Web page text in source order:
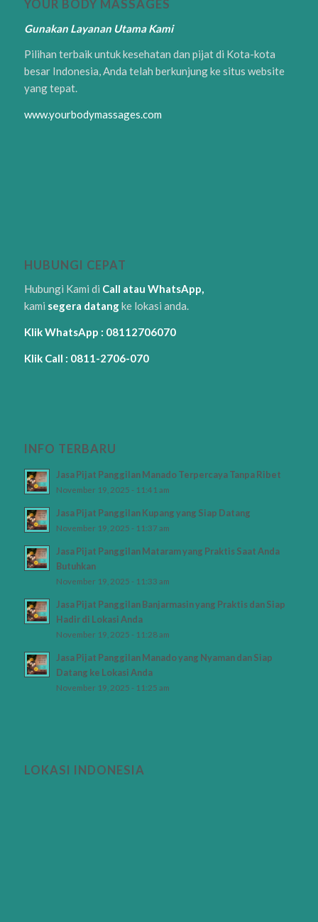
YOUR BODY MASSAGES
Gunakan Layanan Utama Kami
Pilihan terbaik untuk kesehatan dan pijat di Kota-kota
besar Indonesia, Anda telah berkunjung ke situs website
yang tepat.
www.yourbodymassages.com
HUBUNGI CEPAT
Hubungi Kami di Call atau WhatsApp,
kami segera datangke lokasi anda.
Klik WhatsApp : 08112706070
Klik Call : 0811-2706-070
INFO TERBARU
Jasa Pijat Panggilan Manado Terpercaya Tanpa Ribet
November 19, 2025 - 11:41 am
Jasa Pijat Panggilan Kupang yang Siap Datang
November 19, 2025 - 11:37 am
Jasa Pijat Panggilan Mataram yang Praktis Saat Anda
Butuhkan
November 19, 2025 - 11:33 am
Jasa Pijat Panggilan Banjarmasin yang Praktis dan Siap
Hadir di Lokasi Anda
November 19, 2025 - 11:28 am
Jasa Pijat Panggilan Manado yang Nyaman dan Siap
Datang ke Lokasi Anda
November 19, 2025 - 11:25 am
LOKASI INDONESIA